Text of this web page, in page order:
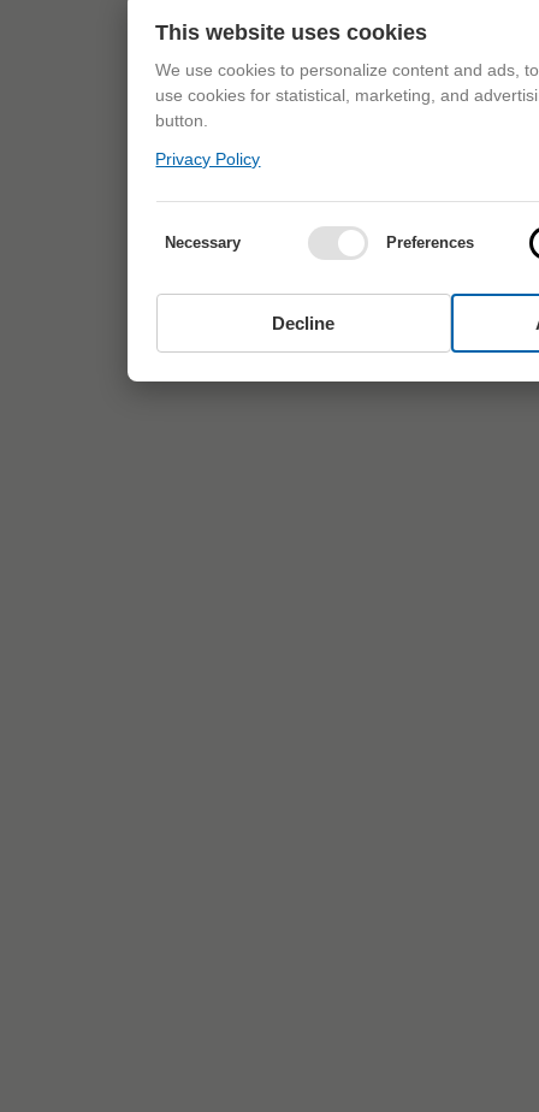
This website uses cookies
We use cookies to personalize content and ads,
use cookies for statistical, marketing, and
button.
Privacy Policy
Necessary Preferences
Decline